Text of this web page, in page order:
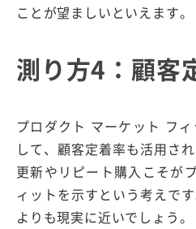
ことが望ましいといえます。
測り方4：顧客
プロダクト マーケット フ
して、顧客定着率も活用さ
更新やリピート購入こそが
ィットを示すという考えで
よりも現実に近いでしょう。